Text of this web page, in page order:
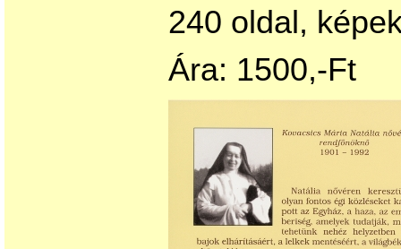
240 oldal,
Ára: 1500,-Ft